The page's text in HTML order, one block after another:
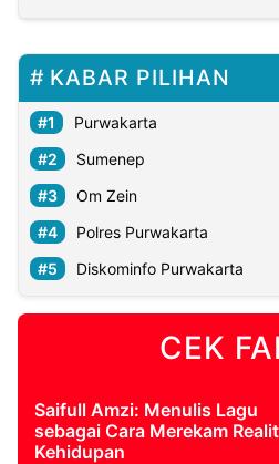
KABAR PILIHAN
Purwakarta
Sumenep
Om Zein
Polres Purwakarta
Diskominfo Purwakarta
CEK
Saifull Amzi: Menulis Lagu
sebagai Cara Merekam
Kehidupan